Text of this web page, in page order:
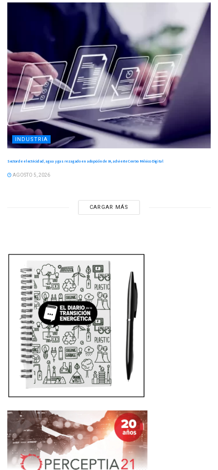
INDUSTRIA
Sector de electricidad, agua y gas rezagado en adopción de IA, advierte Centro México Digital
AGOSTO 5, 2026
CARGAR MÁS